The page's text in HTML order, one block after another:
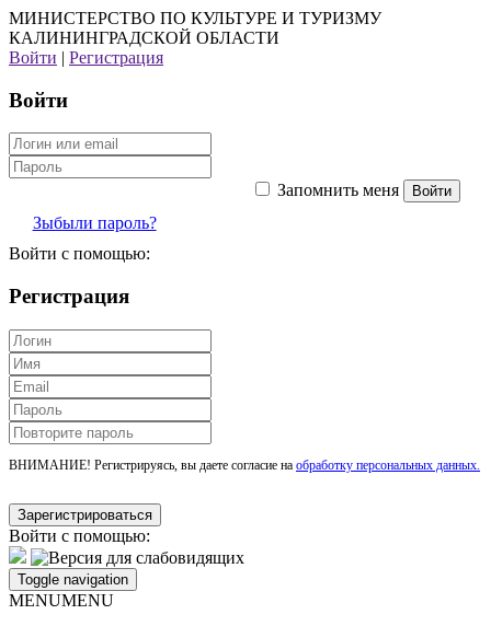
МИНИСТЕРСТВО ПО КУЛЬТУРЕ И ТУРИЗМУ
КАЛИНИНГРАДСКОЙ ОБЛАСТИ
Войти | Регистрация
Войти
Запомнить меня
Зыбыли пароль?
Войти с помощью:
Регистрация
ВНИМАНИЕ! Регистрируясь, вы даете согласие на обработку персональных данных.
Войти с помощью:
Toggle navigation
MENUMENU